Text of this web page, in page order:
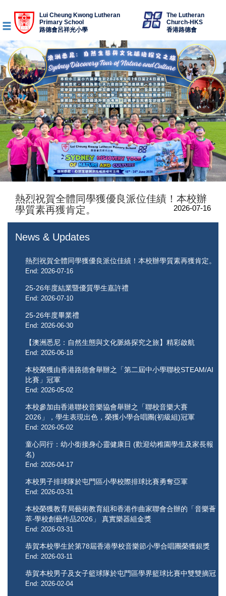
Lui Cheung Kwong Lutheran
Primary School
路德會呂祥光小學
The Lutheran
Church-HKS
香港路德會
News & Updates
熱烈祝賀全體同學獲優良派位佳績！本校辦學質素再獲肯定。
End: 2026-07-16
25-26年度結業暨優質學生嘉許禮
End: 2026-07-10
25-26年度畢業禮
End: 2026-06-30
【澳洲悉尼：自然生態與文化脈絡探究之旅】精彩啟航
End: 2026-06-18
本校榮獲由香港路德會舉辦之「第二屆中小學聯校STEAM/AI
比賽」冠軍
End: 2026-05-02
本校參加由香港聯校音樂協會舉辦之「聯校音樂大賽
2026」，學生表現出色，榮獲小學合唱團(初級組)冠軍
End: 2026-05-02
童心同行：幼小銜接身心靈健康日 (歡迎幼稚園學生及家長報
名)
End: 2026-04-17
本校男子排球隊於屯門區小學校際排球比賽勇奪亞軍
End: 2026-03-31
本校榮獲教育局藝術教育組和香港作曲家聯會合辦的「音樂薈
萃‧學校創藝作品2026」 真實樂器組金獎
End: 2026-03-31
恭賀本校學生於第78屆香港學校音樂節小學合唱團榮獲銀獎
End: 2026-03-11
恭賀本校男子及女子籃球隊於屯門區學界籃球比賽中雙雙摘冠
End: 2026-02-04
熱烈祝賀全體同學獲優良派位佳績！本校辦
學質素再獲肯定。
2026-07-16